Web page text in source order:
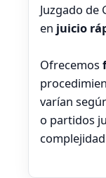
Juzgado de
en juicio
Ofrecemos
varían
o partidos